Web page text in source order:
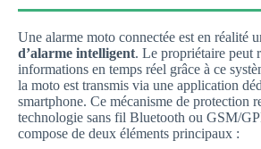
Une alarme moto connectée est en réalité
d’alarme intelligent. Le propriétaire peut
informations en temps réel grâce à ce
la moto est transmis via une application
smartphone. Ce mécanisme de protection
technologie sans fil Bluetooth ou GSM/
compose de deux éléments principaux :